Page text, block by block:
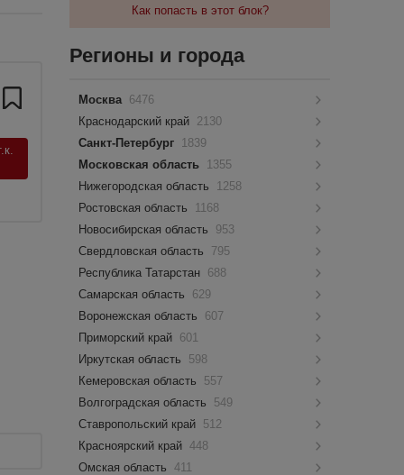
Как попасть в этот блок?
Регионы и города
Москва 6476
Краснодарский край 2130
Санкт-Петербург 1839
Московская область 1355
Нижегородская область
1258
Ростовская область
1168
Новосибирская область
953
Свердловская область
795
Республика Татарстан 688
Самарская область
629
Воронежская область
607
Приморский край 601
Иркутская область
598
Кемеровская область
557
Волгоградская область
549
Ставропольский край 512
Красноярский край 448
Омская область
411